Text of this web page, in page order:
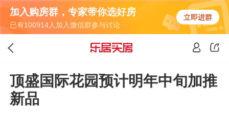
加入购房群，专家带你选好房
已有100914人加入微信群参与讨论
立即进群
顶盛国际花园预计明年中旬加推
新品